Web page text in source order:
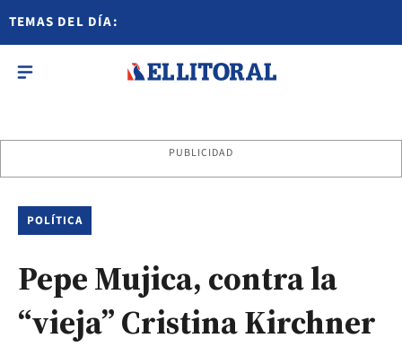
TEMAS DEL DÍA:
PUBLICIDAD
POLÍTICA
Pepe Mujica, contra la
“vieja” Cristina Kirchner